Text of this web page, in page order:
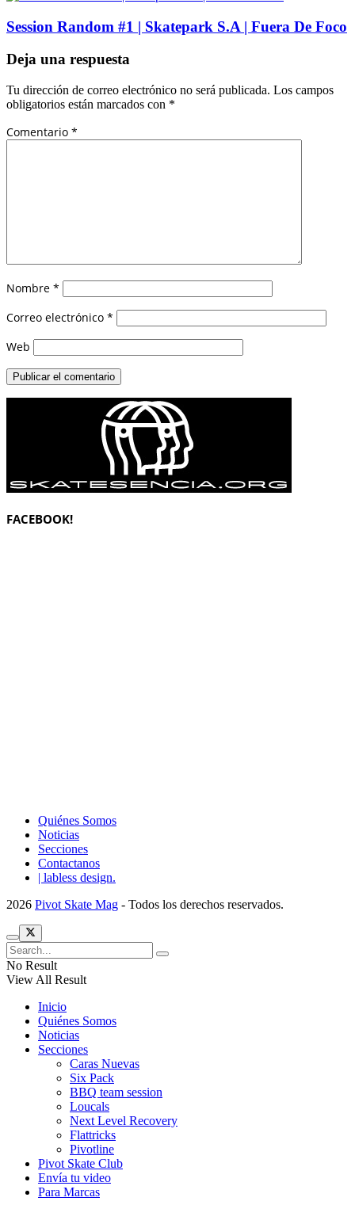
Session Random #1 | Skatepark S.A | Fuera De Foco
Deja una respuesta
Tu dirección de correo electrónico no será publicada. Los campos
obligatorios están marcados con *
Comentario *
Nombre *
Correo electrónico *
Web
FACEBOOK!
Quiénes Somos
Noticias
Secciones
Contactanos
| labless design.
2026 Pivot Skate Mag - Todos los derechos reservados.
No Result
View All Result
Inicio
Quiénes Somos
Noticias
Secciones
Caras Nuevas
Six Pack
BBQ team session
Loucals
Next Level Recovery
Flattricks
Pivotline
Pivot Skate Club
Envía tu video
Para Marcas